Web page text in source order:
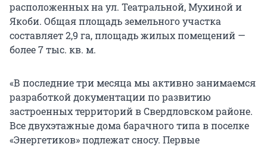
расположенных на ул. Театральной, Мухиной и
Якоби. Общая площадь земельного участка
составляет 2,9 га, площадь жилых помещений —
более 7 тыс. кв. м.
«В последние три месяца мы активно занимаемся
разработкой документации по развитию
застроенных территорий в Свердловском районе.
Все двухэтажные дома барачного типа в поселке
«Энергетиков» подлежат сносу. Первые